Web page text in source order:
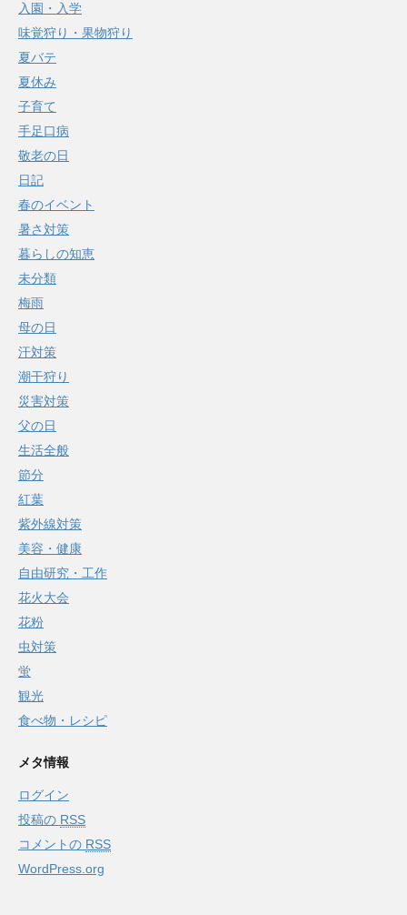
入園・入学
味覚狩り・果物狩り
夏バテ
夏休み
子育て
手足口病
敬老の日
日記
春のイベント
暑さ対策
暮らしの知恵
未分類
梅雨
母の日
汗対策
潮干狩り
災害対策
父の日
生活全般
節分
紅葉
紫外線対策
美容・健康
自由研究・工作
花火大会
花粉
虫対策
蛍
観光
食べ物・レシピ
メタ情報
ログイン
投稿の RSS
コメントの RSS
WordPress.org